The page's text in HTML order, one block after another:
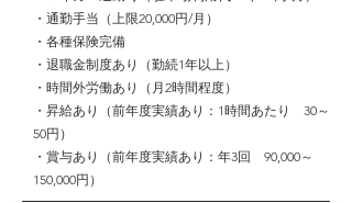
・通勤手当（上限20,000円/月）
・各種保険完備
・退職金制度あり（勤続1年以上）
・時間外労働あり（月2時間程度）
・昇給あり（前年度実績あり：1時間あたり 30～
50円）
・賞与あり（前年度実績あり：年3回 90,000～
150,000円）